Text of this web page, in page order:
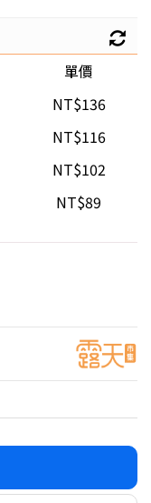
單價
NT$136
NT$116
NT$102
NT$89